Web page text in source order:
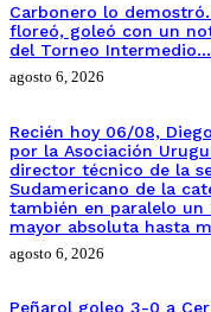
Carbonero lo
floreó, goleó con un
del Torneo Intermedio…
agosto 6, 2026
Recién hoy 06/08,
por la Asociación
director técnico de la
Sudamericano de la
también en paralelo
mayor absoluta hasta
agosto 6, 2026
Peñarol goleo 3-0 a